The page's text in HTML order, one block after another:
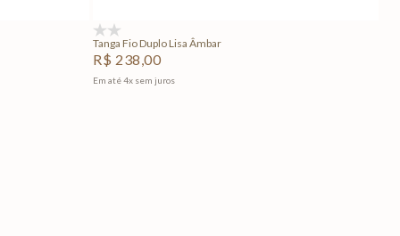
Tanga Fio Duplo Lisa Âmbar
R$ 238,00
Em até4x sem juros